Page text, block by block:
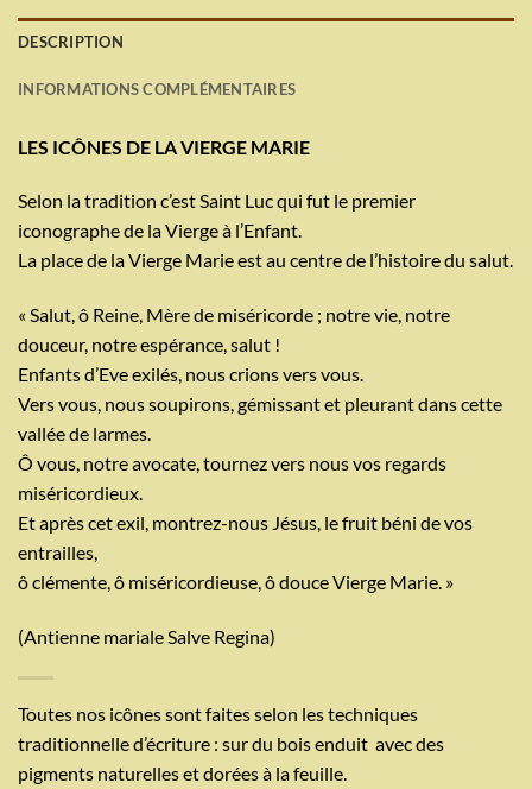
DESCRIPTION
INFORMATIONS COMPLÉMENTAIRES
LES ICÔNES DE LA VIERGE MARIE
Selon la tradition c’est Saint Luc qui fut le premier
iconographe de la Vierge à l’Enfant.
La place de la Vierge Marie est au centre de l’histoire du salut.
« Salut, ô Reine, Mère de miséricorde ; notre vie, notre
douceur, notre espérance, salut !
Enfants d’Eve exilés, nous crions vers vous.
Vers vous, nous soupirons, gémissant et pleurant dans cette
vallée de larmes.
Ô vous, notre avocate, tournez vers nous vos regards
miséricordieux.
Et après cet exil, montrez-nous Jésus, le fruit béni de vos
entrailles,
ô clémente, ô miséricordieuse, ô douce Vierge Marie. »
(Antienne mariale Salve Regina)
Toutes nos icônes sont faites selon les techniques
traditionnelle d’écriture : sur du bois enduit avec des
pigments naturelles et dorées à la feuille.